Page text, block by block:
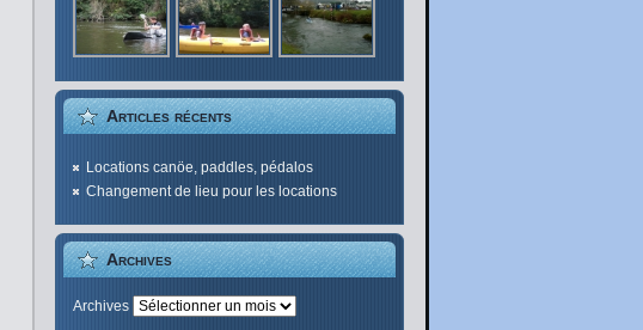
Articles récents
Locations canöe, paddles, pédalos
Changement de lieu pour les locations
Archives
Archives